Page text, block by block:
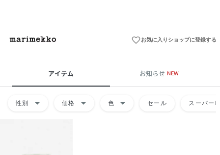
favorite_borderお気に入りショップに登録する
アイテム お知らせ NEW
性別 arrow_drop_down 価格 arrow_drop_down 色 arrow_drop_down セール スーパー